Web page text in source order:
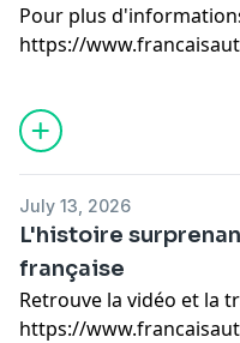
Pour plus
https://
July 13, 2026
L'histoire
française
Retrouve la vidéo et la
https://